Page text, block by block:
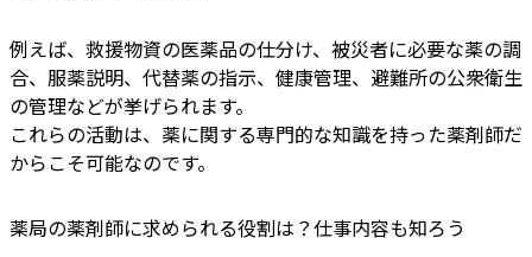
例えば、救援物資の医薬品の仕分け、被災者に必要な薬の調
合、服薬説明、代替薬の指示、健康管理、避難所の公衆衛生
の管理などが挙げられます。
これらの活動は、薬に関する専門的な知識を持った薬剤師だ
からこそ可能なのです。
薬局の薬剤師に求められる役割は？仕事内容も知ろう